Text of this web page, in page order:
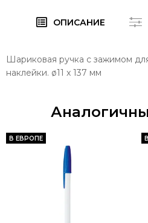
ОПИСАНИЕ
Шариковая ручка с зажимом
наклейки. ø11 x 137 мм
В ЕВРОПЕ